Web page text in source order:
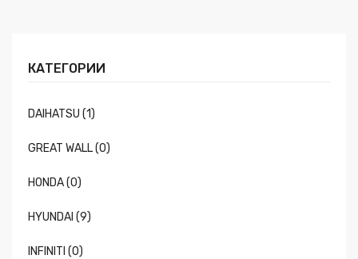
КАТЕГОРИИ
DAIHATSU (1)
GREAT WALL (0)
HONDA (0)
HYUNDAI (9)
INFINITI (0)